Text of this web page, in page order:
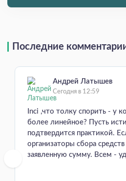
Последние
Андрей Латышев
Сегодня в 12:59
Inci ,что толку спорить - у
более линейное? Пусть
подтвердится практикой.
организаторы сбора
заявленную сумму. Всем -